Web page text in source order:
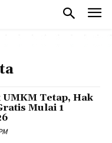
Tetap, Hak
Mulai 1